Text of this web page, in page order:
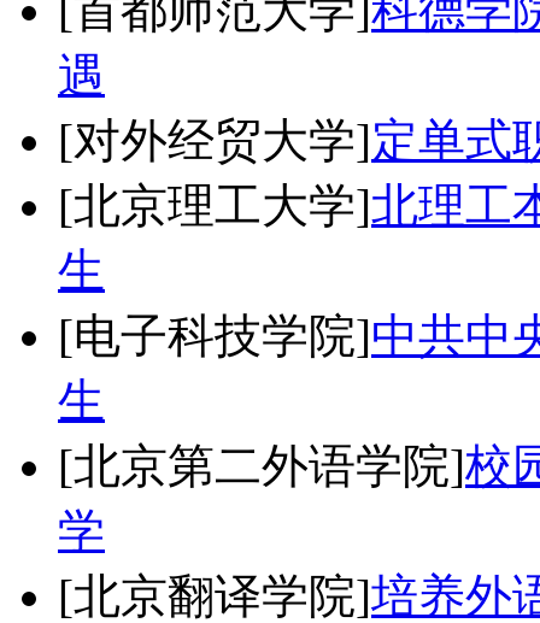
遇
[对外经贸大学]定单式
[北京理工大学]北理工
生
[电子科技学院]中共中
生
[北京第二外语学院]校
学
[北京翻译学院]培养外